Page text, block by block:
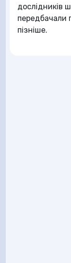
дослідників
передбачали
пізніше.